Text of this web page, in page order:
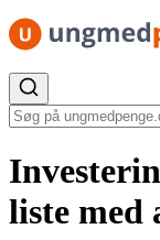
Spring til indhold
Søg efter:
liste